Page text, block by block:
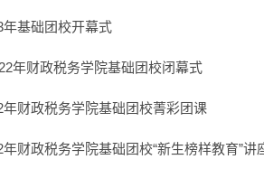
基础团校开幕式
年财政税务学院基础团校闭幕式
财政税务学院基础团校菁彩团课
财政税务学院基础团校“新生榜样教育”讲